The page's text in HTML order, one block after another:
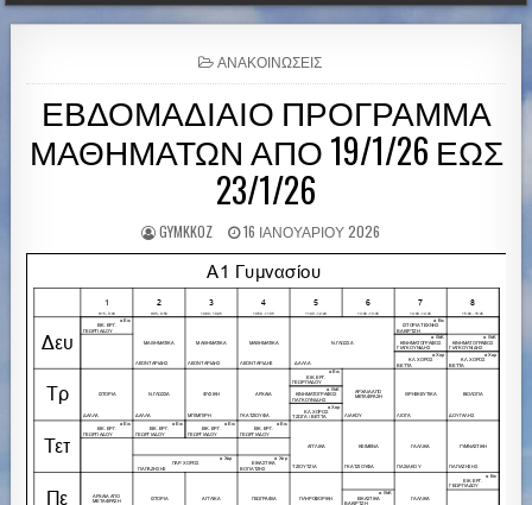
P
O
S
T
E
D
I
N
ΑΝΑΚΟΙΝΏΣΕΙΣ
ΕΒΔΟΜΑΔΙΑΙΟ ΠΡΟΓΡΑΜΜΑ
ΜΑΘΗΜΑΤΩΝ ΑΠΟ 19/1/26 ΕΩΣ
23/1/26
GYMKKOZ 16 ΙΑΝΟΥΑΡΊΟΥ 2026